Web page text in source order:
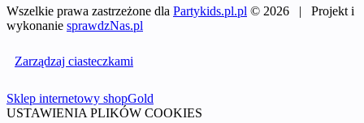
Wszelkie prawa zastrzeżone dla Partykids.pl.pl © 2026 | Projekt i
wykonanie sprawdzNas.pl
Zarządzaj ciasteczkami
Sklep internetowy shopGold
USTAWIENIA PLIKÓW COOKIES